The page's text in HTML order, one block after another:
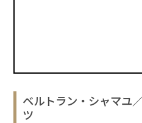
ベルトラン・シャマユ
ツ